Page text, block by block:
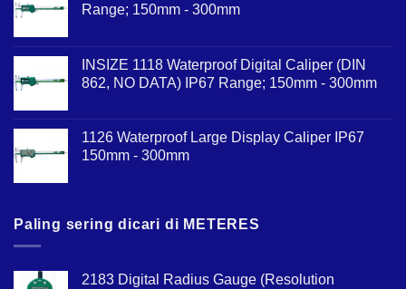
Range; 150mm - 300mm
INSIZE 1118 Waterproof Digital Caliper (DIN
862, NO DATA) IP67 Range; 150mm - 300mm
1126 Waterproof Large Display Caliper IP67
150mm - 300mm
Paling sering dicari di METERES
2183 Digital Radius Gauge (Resolution